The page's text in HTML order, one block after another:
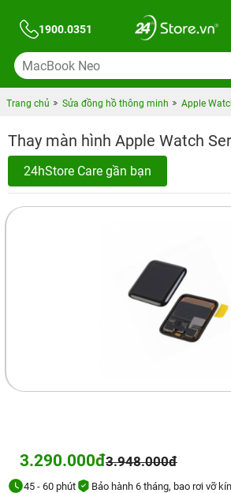
1900.0351
Trang chủ Sửa đồng hồ thông minh Apple
Thay màn hình Apple Watch
24hStore Care gần bạn
3.290.000đ3.948.000đ
45 - 60 phút Bảo hành 6 tháng, bao rơi vỡ